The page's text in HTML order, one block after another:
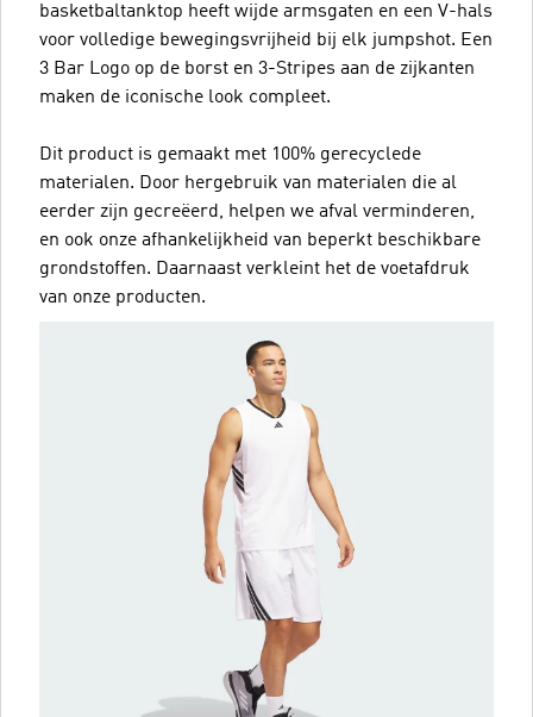
basketbaltanktop heeft wijde armsgaten en een V-hals
voor volledige bewegingsvrijheid bij elk jumpshot. Een
3 Bar Logo op de borst en 3-Stripes aan de zijkanten
maken de iconische look compleet.
Dit product is gemaakt met 100% gerecyclede
materialen. Door hergebruik van materialen die al
eerder zijn gecreëerd, helpen we afval verminderen,
en ook onze afhankelijkheid van beperkt beschikbare
grondstoffen. Daarnaast verkleint het de voetafdruk
van onze producten.